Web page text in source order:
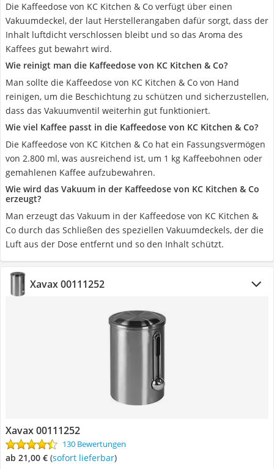
Die Kaffeedose von KC Kitchen & Co verfügt über einen
Vakuumdeckel, der laut Herstellerangaben dafür sorgt, dass der
Inhalt luftdicht verschlossen bleibt und so das Aroma des
Kaffees gut bewahrt wird.
Wie reinigt man die Kaffeedose von KC Kitchen & Co?
Man sollte die Kaffeedose von KC Kitchen & Co von Hand
reinigen, um die Beschichtung zu schützen und sicherzustellen,
dass das Vakuumventil weiterhin gut funktioniert.
Wie viel Kaffee passt in die Kaffeedose von KC Kitchen & Co?
Die Kaffeedose von KC Kitchen & Co hat ein Fassungsvermögen
von 2.800 ml, was ausreichend ist, um 1 kg Kaffeebohnen oder
gemahlenen Kaffee aufzubewahren.
Wie wird das Vakuum in der Kaffeedose von KC Kitchen & Co
erzeugt?
Man erzeugt das Vakuum in der Kaffeedose von KC Kitchen &
Co durch das Schließen des speziellen Vakuumdeckels, der die
Luft aus der Dose entfernt und so den Inhalt schützt.
Xavax 00111252
Xavax 00111252
130 Bewertungen
ab 21,00 € ( Sofort lieferbar)